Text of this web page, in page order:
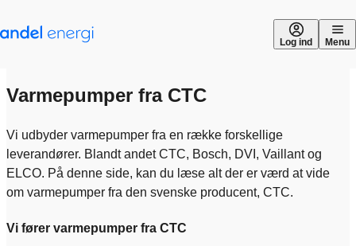
Log ind Menu
Varmepumper fra CTC
Vi udbyder varmepumper fra en række forskellige
leverandører. Blandt andet CTC, Bosch, DVI, Vaillant og
ELCO. På denne side, kan du læse alt der er værd at vide
om varmepumper fra den svenske producent, CTC.
Vi fører varmepumper fra CTC